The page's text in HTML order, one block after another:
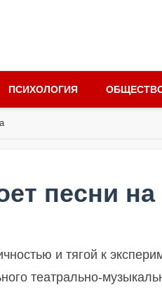
ПСИХОЛОГИЯ
песни
и тягой к
театрально-